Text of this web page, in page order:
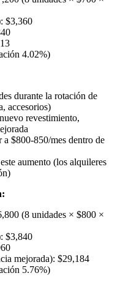
$3,360
4.02%)
durante la rotación de
accesorios)
revestimiento,
$800-850/mes dentro de
aumento (los alquileres
(8 unidades × $800 ×
$3,840
mejorada): $29,184
5.76%)